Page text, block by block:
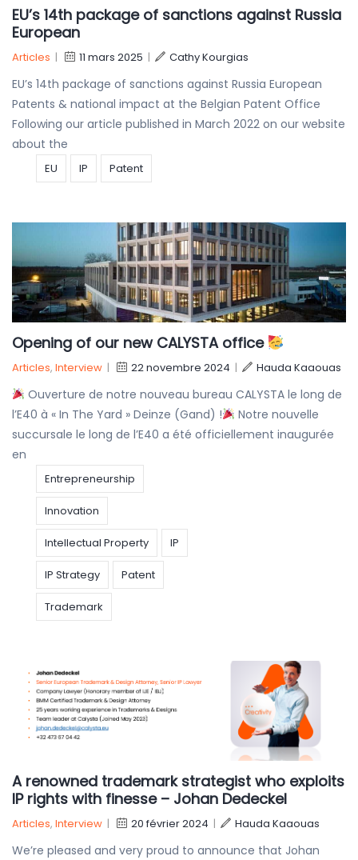
EU’s 14th package of sanctions against Russia
European
Articles | 11 mars 2025 | Cathy Kourgias
EU’s 14th package of sanctions against Russia European
Patents & national impact at the Belgian Patent Office
Following our article published in March 2022 on our website
about the
EU IP Patent
Opening of our new CALYSTA office
Articles, Interview | 22 novembre 2024 | Hauda Kaaouas
Ouverture de notre nouveau bureau CALYSTA le long de
l’E40 à « In The Yard » Deinze (Gand) !
Notre nouvelle
succursale le long de l’E40 a été officiellement inaugurée
en
Entrepreneurship
Innovation
Intellectual Property IP
IP Strategy Patent
Trademark
A renowned trademark strategist who exploits
IP rights with finesse – Johan Dedeckel
Articles, Interview | 20 février 2024 | Hauda Kaaouas
We’re pleased and very proud to announce that Johan